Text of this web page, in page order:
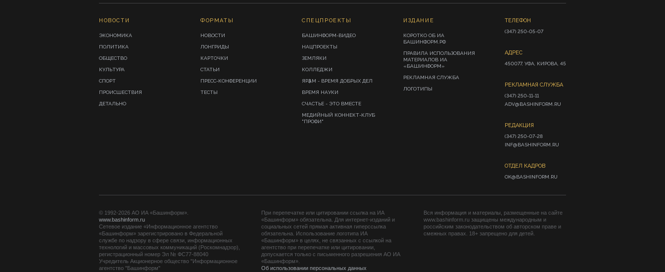
НОВОСТИ
ЭКОНОМИКА
ПОЛИТИКА
ОБЩЕСТВО
КУЛЬТУРА
СПОРТ
ПРОИСШЕСТВИЯ
ДЕТАЛЬНО
ФОРМАТЫ
НОВОСТИ
ЛОНГРИДЫ
КАРТОЧКИ
СТАТЬИ
ПРЕСС-КОНФЕРЕНЦИИ
ТЕСТЫ
СПЕЦПРОЕКТЫ
БАШИНФОРМ-ВИДЕО
НАЦПРОЕКТЫ
ЗЕМЛЯКИ
КОЛЛЕДЖИ
ЯРҘАМ - ВРЕМЯ ДОБРЫХ ДЕЛ
ВРЕМЯ НАУКИ
СЧАСТЬЕ - ЭТО ВМЕСТЕ
МЕДИЙНЫЙ КОННЕКТ-КЛУБ
"ПРОФИ"
ИЗДАНИЕ
КОРОТКО ОБ ИА
БАШИНФОРМ.РФ
ПРАВИЛА ИСПОЛЬЗОВАНИЯ
МАТЕРИАЛОВ ИА
«БАШИНФОРМ»
РЕКЛАМНАЯ СЛУЖБА
ЛОГОТИПЫ
ТЕЛЕФОН
(347) 250-05-07
АДРЕС
450077, УФА, КИРОВА, 45
РЕКЛАМНАЯ СЛУЖБА
(347) 250-11-11
ADV@BASHINFORM.RU
РЕДАКЦИЯ
(347) 250-07-28
INF@BASHINFORM.RU
ОТДЕЛ КАДРОВ
OK@BASHINFORM.RU
© 1992-2026 АО ИА «Башинформ».
www.bashinform.ru
Сетевое издание «Информационное агентство
«Башинформ» зарегистрировано в Федеральной
службе по надзору в сфере связи, информационных
технологий и массовых коммуникаций (Роскомнадзор),
регистрационный номер Эл № ФС77-88040
Учредитель Акционерное общество "Информационное
агентство "Башинформ"
При перепечатке или цитировании ссылка на ИА
«Башинформ» обязательна. Для интернет-изданий и
социальных сетей прямая активная гиперссылка
обязательна. Использование логотипа ИА
«Башинформ» в целях, не связанных с ссылкой на
агентство при перепечатке или цитировании,
допускается только с письменного разрешения АО ИА
«Башинформ».
Об использовании персональных данных
Вся информация и материалы, размещенные на сайте
www.bashinform.ru защищены международным и
российским законодательством об авторском праве и
смежных правах. 18+ запрещено для детей.